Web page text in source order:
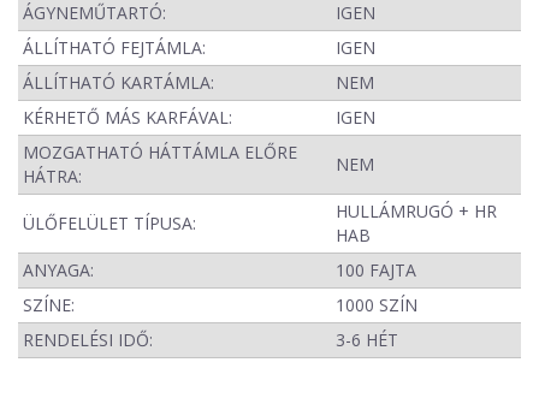
ÁGYNEMŰTARTÓ:
IGEN
ÁLLÍTHATÓ FEJTÁMLA:
IGEN
ÁLLÍTHATÓ KARTÁMLA:
NEM
KÉRHETŐ MÁS KARFÁVAL:
IGEN
MOZGATHATÓ HÁTTÁMLA ELŐRE
HÁTRA:
NEM
ÜLŐFELÜLET TÍPUSA:
HULLÁMRUGÓ + HR
HAB
ANYAGA:
100 FAJTA
SZÍNE:
1000 SZÍN
RENDELÉSI IDŐ:
3-6 HÉT